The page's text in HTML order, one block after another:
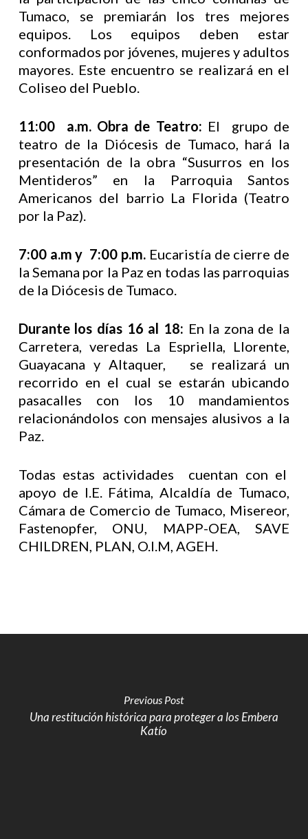
Tumaco, se premiarán los tres mejores
equipos. Los equipos deben estar
conformados por jóvenes, mujeres y adultos
mayores. Este encuentro se realizará en el
Coliseo del Pueblo.
11:00 a.m. Obra de Teatro: El grupo de
teatro de la Diócesis de Tumaco, hará la
presentación de la obra “Susurros en los
Mentideros” en la Parroquia Santos
Americanos del barrio La Florida (Teatro
por la Paz).
7:00 a.m y 7:00 p.m.Eucaristía de cierre de
la Semana por la Paz en todas las parroquias
de la Diócesis de Tumaco.
Durante los días 16 al 18: En la zona de la
Carretera, veredas La Espriella, Llorente,
Guayacana y Altaquer, se realizará un
recorrido en el cual se estarán ubicando
pasacalles con los 10 mandamientos
relacionándolos con mensajes alusivos a la
Paz.
Todas estas actividades cuentan con el
apoyo de I.E. Fátima, Alcaldía de Tumaco,
Cámara de Comercio de Tumaco, Misereor,
Fastenopfer, ONU, MAPP-OEA, SAVE
CHILDREN, PLAN, O.I.M, AGEH.
Previous Post
Una restitución histórica para proteger a los Embera
Katío